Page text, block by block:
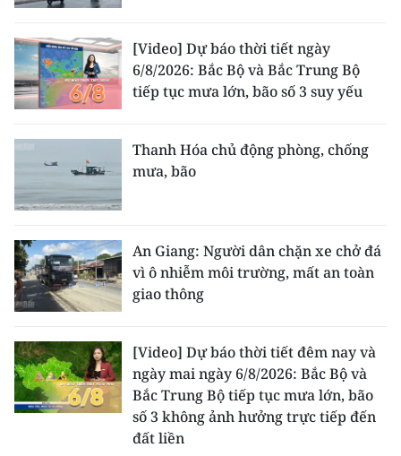
[Video] Dự báo thời tiết ngày
6/8/2026: Bắc Bộ và Bắc Trung Bộ
tiếp tục mưa lớn, bão số 3 suy yếu
Thanh Hóa chủ động phòng, chống
mưa, bão
An Giang: Người dân chặn xe chở đá
vì ô nhiễm môi trường, mất an toàn
giao thông
[Video] Dự báo thời tiết đêm nay và
ngày mai ngày 6/8/2026: Bắc Bộ và
Bắc Trung Bộ tiếp tục mưa lớn, bão
số 3 không ảnh hưởng trực tiếp đến
đất liền